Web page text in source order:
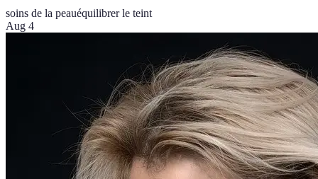
soins de la peauéquilibrer le teint
Aug 4